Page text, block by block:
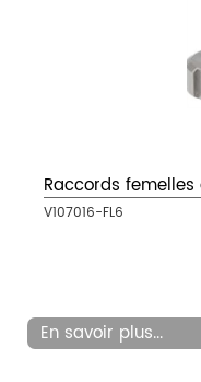
Raccords femelles
V107016-FL6
En savoir plus...